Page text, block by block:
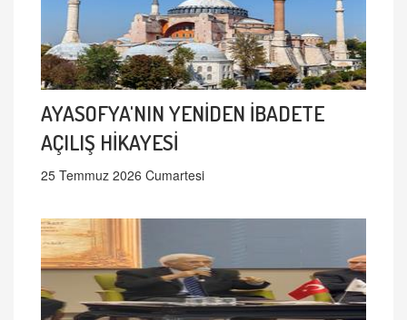
AYASOFYA'NIN YENİDEN İBADETE
AÇILIŞ HİKAYESİ
25 Temmuz 2026 Cumartesi